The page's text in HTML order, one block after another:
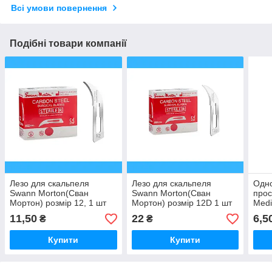
Всі умови повернення
Подібні товари компанії
Лезо для скальпеля
Swann Morton(Сван
Мортон) розмір 12, 1 шт
11,50 ₴
Купити
Лезо для скальпеля
Swann Morton(Сван
Мортон) розмір 12D 1 шт
22₴
Купити